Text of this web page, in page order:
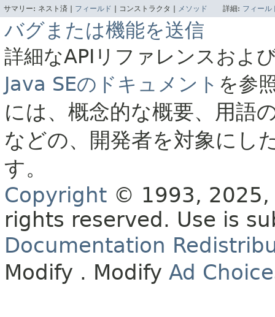
サマリー: ネスト済 | フィールド コンストラクタ | メソッド 詳細: フィール
バグまたは機能を送信
詳細なAPIリファレンスおよ
Java SEのドキュメント を参
には、概念的な概要、用語
などの、開発者を対象にし
す。
Copyright © 1993,
rights reserved. Use is
Documentation
Modify . Modify Ad